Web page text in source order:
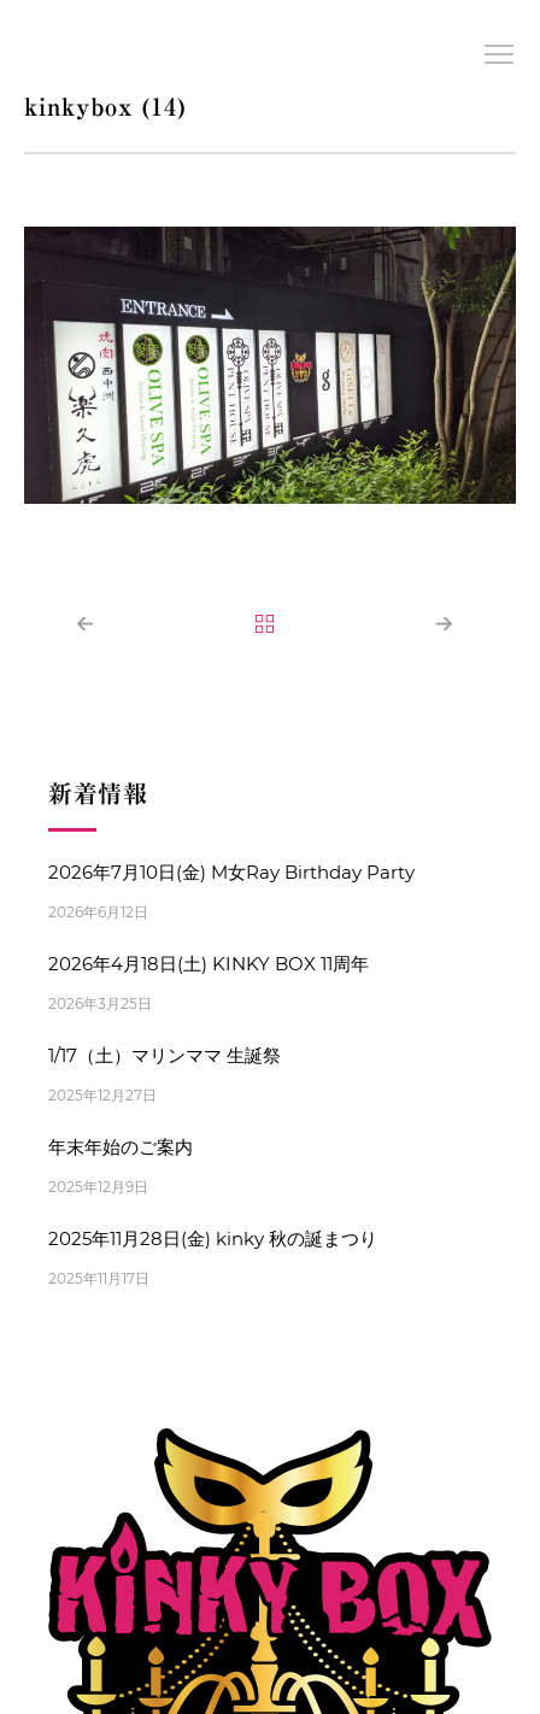
kinkybox (14)
新着情報
2026年7月10日(金) M女Ray Birthday Party
2026年6月12日
2026年4月18日(土) KINKY BOX 11周年
2026年3月25日
1/17（土）マリンママ 生誕祭
2025年12月27日
年末年始のご案内
2025年12月9日
2025年11月28日(金) kinky 秋の誕まつり
2025年11月17日